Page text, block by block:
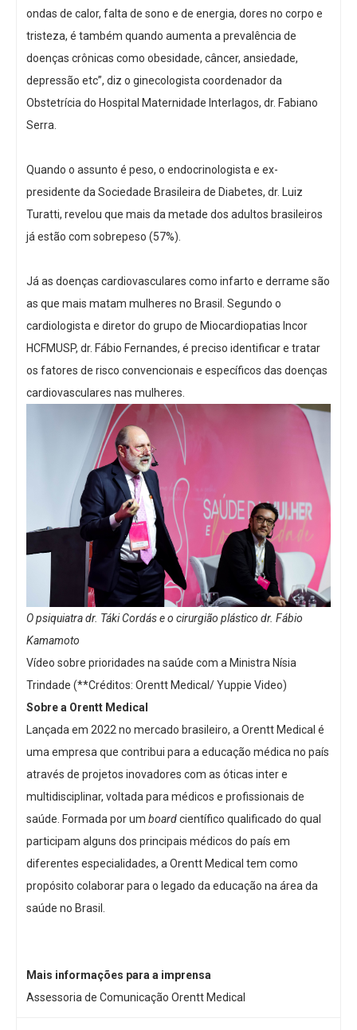
ondas de calor, falta de sono e de energia, dores no corpo e
tristeza, é também quando aumenta a prevalência de
doenças crônicas como obesidade, câncer, ansiedade,
depressão etc”, diz o ginecologista coordenador da
Obstetrícia do Hospital Maternidade Interlagos, dr. Fabiano
Serra.
Quando o assunto é peso, o endocrinologista e ex-
presidente da Sociedade Brasileira de Diabetes, dr. Luiz
Turatti, revelou que mais da metade dos adultos brasileiros
já estão com sobrepeso (57%).
Já as doenças cardiovasculares como infarto e derrame são
as que mais matam mulheres no Brasil. Segundo o
cardiologista e diretor do grupo de Miocardiopatias Incor
HCFMUSP, dr. Fábio Fernandes, é preciso identificar e tratar
os fatores de risco convencionais e específicos das doenças
cardiovasculares nas mulheres.
O psiquiatra dr. Táki Cordás e o cirurgião plástico dr. Fábio
Kamamoto
Vídeo sobre prioridades na saúde com a Ministra Nísia
Trindade (**Créditos: Orentt Medical/ Yuppie Video)
Sobre a Orentt Medical
Lançada em 2022 no mercado brasileiro, a Orentt Medical é
uma empresa que contribui para a educação médica no país
através de projetos inovadores com as óticas inter e
multidisciplinar, voltada para médicos e profissionais de
saúde. Formada por um boardcientífico qualificado do qual
participam alguns dos principais médicos do país em
diferentes especialidades, a Orentt Medical tem como
propósito colaborar para o legado da educação na área da
saúde no Brasil.
Mais informações para a imprensa
Assessoria de Comunicação Orentt Medical